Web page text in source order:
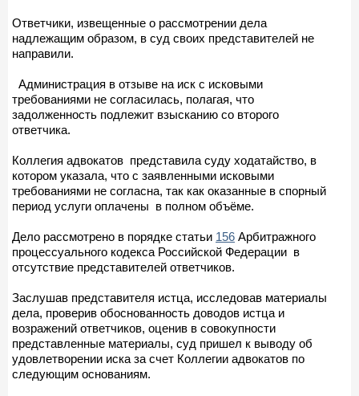
Ответчики, извещенные о рассмотрении дела
надлежащим образом, в суд своих представителей не
направили.
Администрация в отзыве на иск с исковыми
требованиями не согласилась, полагая, что
задолженность подлежит взысканию со второго
ответчика.
Коллегия адвокатов представила суду ходатайство, в
котором указала, что с заявленными исковыми
требованиями не согласна, так как оказанные в спорный
период услуги оплачены в полном объёме.
Дело рассмотрено в порядке статьи 156 Арбитражного
процессуального кодекса Российской Федерации в
отсутствие представителей ответчиков.
Заслушав представителя истца, исследовав материалы
дела, проверив обоснованность доводов истца и
возражений ответчиков, оценив в совокупности
представленные материалы, суд пришел к выводу об
удовлетворении иска за счет Коллегии адвокатов по
следующим основаниям.